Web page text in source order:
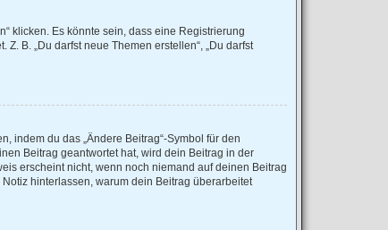
klicken. Es könnte sein, dass eine Registrierung
B. „Du darfst neue Themen erstellen“, „Du darfst
indem du das „Ändere Beitrag“-Symbol für den
Beitrag geantwortet hat, wird dein Beitrag in der
erscheint nicht, wenn noch niemand auf deinen Beitrag
hinterlassen, warum dein Beitrag überarbeitet